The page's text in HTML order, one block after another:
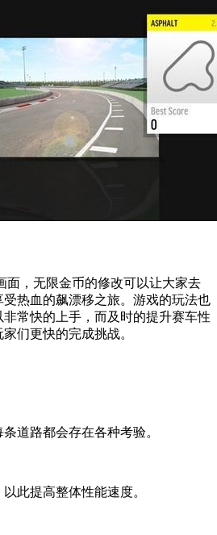
面，无限金币的修改可以让大家去
热血的飙漂移之旅。游戏的玩法也
常快的上手，而及时的提升赛车性
们更快的完成挑战。
道路都会存在各种考验。
此提高整体性能速度。